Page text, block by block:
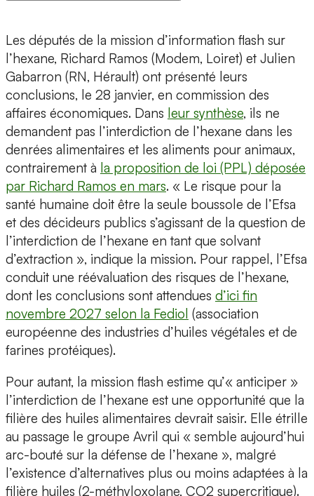
Les députés de la mission d’information flash sur
l’hexane, Richard Ramos (Modem, Loiret) et Julien
Gabarron (RN, Hérault) ont présenté leurs
conclusions, le 28 janvier, en commission des
affaires économiques. Dans leur synthèse, ils ne
demandent pas l’interdiction de l’hexane dans les
denrées alimentaires et les aliments pour animaux,
contrairement à la proposition de loi (PPL) déposée
par Richard Ramos en mars. « Le risque pour la
santé humaine doit être la seule boussole de l’Efsa
et des décideurs publics s’agissant de la question de
l’interdiction de l’hexane en tant que solvant
d’extraction », indique la mission. Pour rappel, l’Efsa
conduit une réévaluation des risques de l’hexane,
dont les conclusions sont attendues d’ici fin
novembre 2027 selon la Fediol (association
européenne des industries d’huiles végétales et de
farines protéiques).
Pour autant, la mission flash estime qu’« anticiper »
l’interdiction de l’hexane est une opportunité que la
filière des huiles alimentaires devrait saisir. Elle étrille
au passage le groupe Avril qui « semble aujourd’hui
arc-bouté sur la défense de l’hexane », malgré
l’existence d’alternatives plus ou moins adaptées à la
filière huiles (2-méthyloxolane, CO2 supercritique).